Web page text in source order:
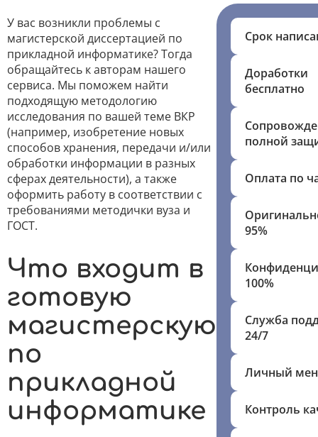
У вас возникли проблемы с
магистерской диссертацией по
прикладной информатике? Тогда
обращайтесь к авторам нашего
сервиса. Мы поможем найти
подходящую методологию
исследования по вашей теме ВКР
(например, изобретение новых
способов хранения, передачи и/или
обработки информации в разных
сферах деятельности), а также
оформить работу в соответствии с
требованиями методички вуза и
ГОСТ.
Что входит в
готовую
магистерскую
по
прикладной
информатике
Срок
Доработки
бесплатно
полной
Оплата по
95%
100%
Служба
24/7
Личный
Контроль